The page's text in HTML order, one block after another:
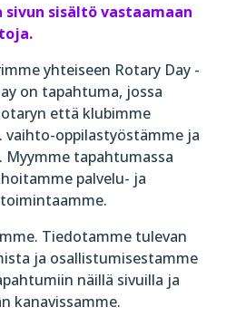
sivun sisältö vastaamaan
yhteiseen Rotary Day -
on tapahtuma, jossa
että klubimme
vaihto-oppilastyöstämme ja
tapahtumassa
palvelu- ja
Tiedotamme tulevan
ja osallistumisestamme
näillä sivuilla ja
kanavissamme.